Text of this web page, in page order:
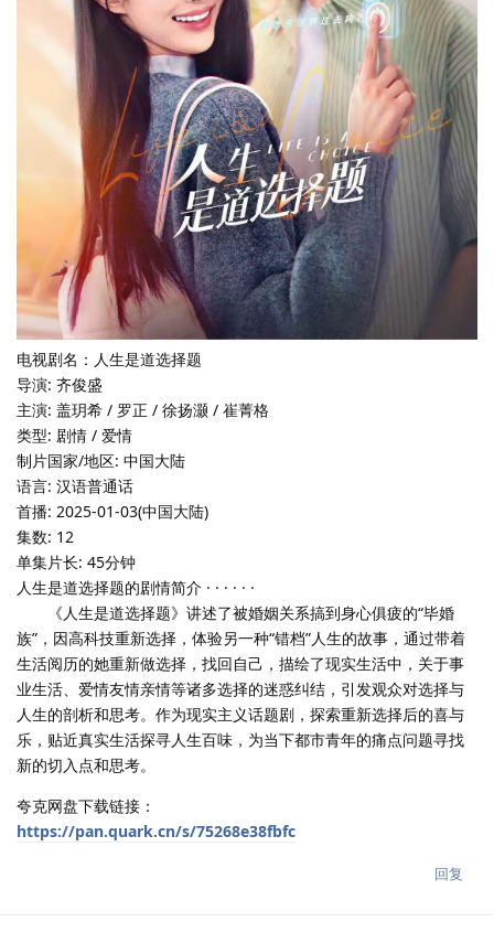
电视剧名：人生是道选择题
导演: 齐俊盛
主演: 盖玥希 / 罗正 / 徐扬灏 / 崔菁格
类型: 剧情 / 爱情
制片国家/地区: 中国大陆
语言: 汉语普通话
首播: 2025-01-03(中国大陆)
集数: 12
单集片长: 45分钟
人生是道选择题的剧情简介 · · · · · ·
《人生是道选择题》讲述了被婚姻关系搞到身心俱疲的“毕婚
族”，因高科技重新选择，体验另一种“错档”人生的故事，通过带着
生活阅历的她重新做选择，找回自己，描绘了现实生活中，关于事
业生活、爱情友情亲情等诸多选择的迷惑纠结，引发观众对选择与
人生的剖析和思考。作为现实主义话题剧，探索重新选择后的喜与
乐，贴近真实生活探寻人生百味，为当下都市青年的痛点问题寻找
新的切入点和思考。
夸克网盘下载链接：
https://pan.quark.cn/s/75268e38fbfc
回复